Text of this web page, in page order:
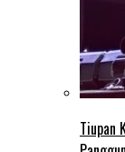
Tiupan